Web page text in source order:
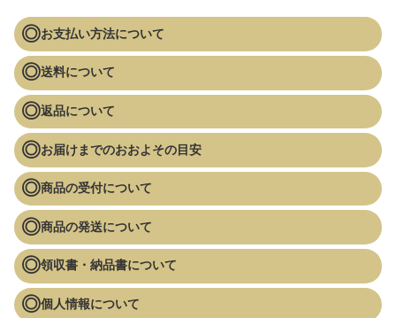
お支払い方法について
送料について
返品について
お届けまでのおおよその目安
商品の受付について
商品の発送について
領収書・納品書について
個人情報について